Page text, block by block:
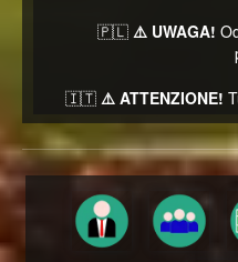
🇵🇱 ⚠️ UWAGA!
🇮🇹 ⚠️ ATTENZIONE!